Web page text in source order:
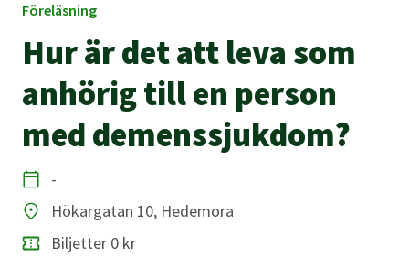
Föreläsning
Hur är det att leva som
anhörig till en person
med demenssjukdom?
Datum
-
Plats
Hökargatan 10, Hedemora
Biljetter 0 kr